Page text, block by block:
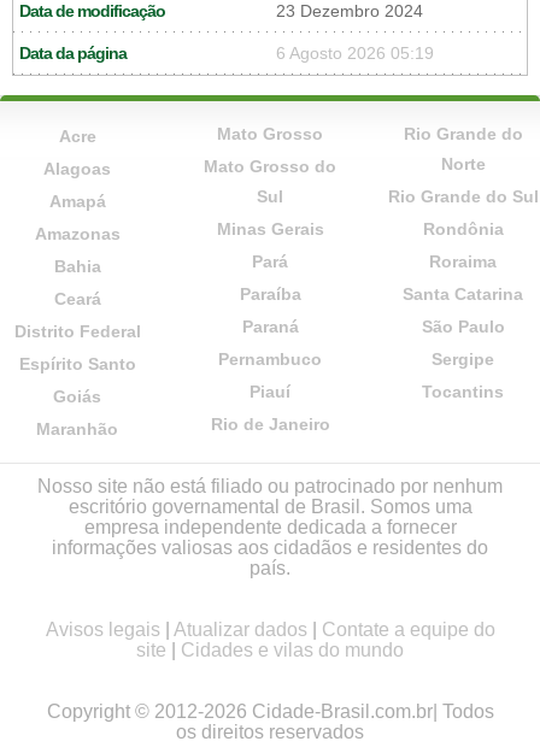
Data de modificação 23 Dezembro 2024
Data da página 6 Agosto 2026 05:19
Acre
Alagoas
Amapá
Amazonas
Bahia
Ceará
Distrito Federal
Espírito Santo
Goiás
Maranhão
Mato Grosso
Mato Grosso do
Sul
Minas Gerais
Pará
Paraíba
Paraná
Pernambuco
Piauí
Rio de Janeiro
Rio Grande do
Norte
Rio Grande do Sul
Rondônia
Roraima
Santa Catarina
São Paulo
Sergipe
Tocantins
Nosso site não está filiado ou patrocinado por nenhum
escritório governamental de Brasil. Somos uma
empresa independente dedicada a fornecer
informações valiosas aos cidadãos e residentes do
país.
Avisos legais Atualizar dados
Contate a equipe do
site
Cidades e vilas do mundo
Copyright © 2012-2026 Cidade-Brasil.com.br| Todos
os direitos reservados